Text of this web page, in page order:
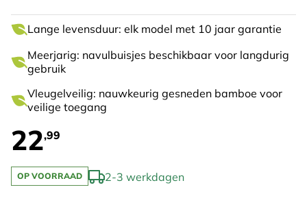
Lange levensduur: elk model met 10 jaar garantie
Meerjarig: navulbuisjes beschikbaar voor langdurig
gebruik
Vleugelveilig: nauwkeurig gesneden bamboe voor
veilige toegang
22,99
OP VOORRAAD 2-3 werkdagen